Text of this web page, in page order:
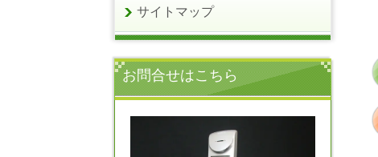
サイトマップ
お問合せはこちら